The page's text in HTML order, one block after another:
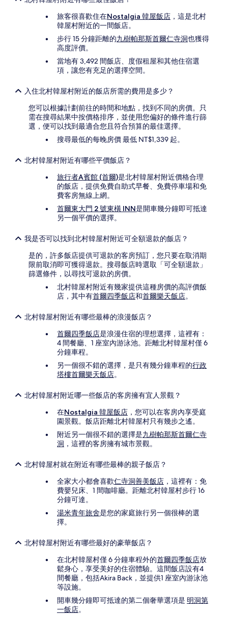
制。
旅客很喜歡住在Nostalgia 韓屋飯店 ，這是北村
韓屋村附近的一間飯店。
步行 15 分鐘距離的九樹帕那斯首爾仁寺洞也獲得
高度評價。
當地有 3,492 間飯店、度假租屋和其他住宿選
項，讓您有充足的選擇空間。
入住北村韓屋村附近的飯店所需的費用是多少？
您可以根據計劃前往的時間和地點，找到不同的房價。只
需在搜尋結果中按價格排序，並使用您偏好的條件進行篩
選，便可以找到最適合您且符合預算的最佳選擇。
搜尋最低的每晚房價 最低 NT$1,339 起。
北村韓屋村附近有哪些平價飯店？
旅行者A賓館 (首爾)是北村韓屋村附近價格合理
的飯店，提供免費自助式早餐、免費停車場和免
費客房無線上網。
首爾東大門 2 號東橫 INN是開車幾分鐘即可抵達
另一個平價的選擇。
我是否可以找到北村韓屋村附近可全額退款的飯店？
是的，許多飯店提供可退款的客房預訂，您只要在取消期
限前取消即可獲得退款。搜尋飯店時選取「可全額退款」
篩選條件，以尋找可退款的房價。
北村韓屋村附近有幾家提供這種房價的高評價飯
店，其中有首爾四季飯店和首爾樂天飯店。
北村韓屋村附近有哪些最棒的浪漫飯店？
首爾四季飯店是浪漫住宿的理想選擇，這裡有：
4 間餐廳、1 座室內游泳池。距離北村韓屋村僅 6
分鐘車程。
另一個很不錯的選擇，是只有幾分鐘車程的行政
塔樓首爾樂天飯店。
北村韓屋村附近哪一些飯店的客房擁有宜人景觀？
在Nostalgia 韓屋飯店 ，您可以在客房內享受庭
園景觀。飯店距離北村韓屋村只有幾步之遙。
附近另一個很不錯的選擇是九樹帕那斯首爾仁寺
洞 ，這裡的客房擁有城市景觀。
北村韓屋村就在附近有哪些最棒的親子飯店？
全家大小都會喜歡仁寺洞善美飯店 ，這裡有：免
費嬰兒床、1 間咖啡廳。距離北村韓屋村步行 16
分鐘可達。
湯米青年旅舍是您的家庭旅行另一個很棒的選
擇。
北村韓屋村附近有哪些最好的豪華飯店？
在北村韓屋村僅 6 分鐘車程外的首爾四季飯店放
鬆身心，享受美好的住宿體驗。這間飯店設有4
間餐廳，包括Akira Back，並提供1 座室內游泳池
等設施。
開車幾分鐘即可抵達的第二個奢華選項是 明洞第
一飯店。